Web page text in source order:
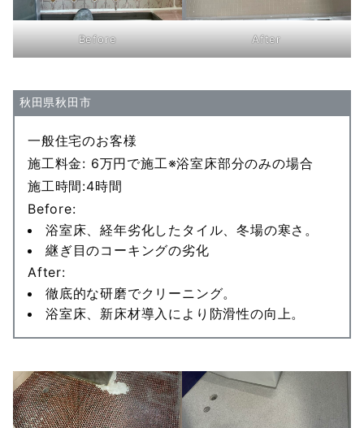
Before After
秋田県秋田市
一般住宅のお客様
施工料金: 6万円で施工※浴室床部分のみの場合
施工時間:4時間
Before:
浴室床、経年劣化したタイル、冬場の寒さ。
継ぎ目のコーキングの劣化
After:
徹底的な研磨でクリーニング。
浴室床、新床材導入により防滑性の向上。